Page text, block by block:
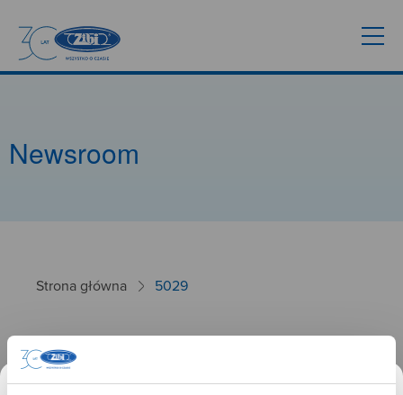
Newsroom
Strona główna 5029
5029
26.09.2024